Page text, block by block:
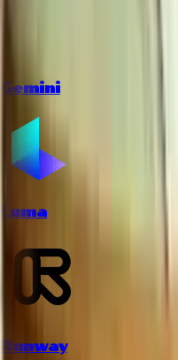
Gemini
Luma
Runway